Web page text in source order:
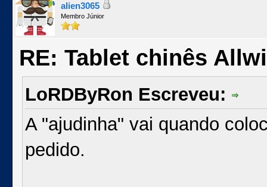
alien3065
Membro Júnior
RE: Tablet chinês
LoRDByRon Escreveu:
A "ajudinha" vai quando
pedido.